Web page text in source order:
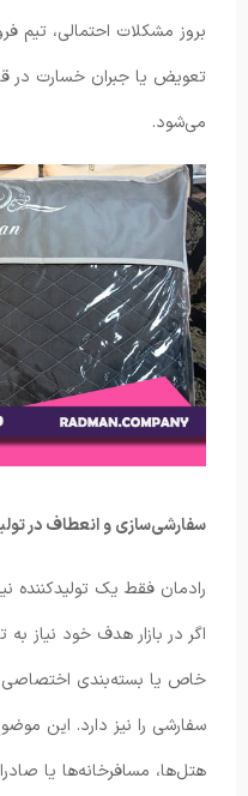
بروز مشکلات احتمالی، تیم
تعویض یا جبران خسارت در
می‌شود.
سفارشی‌سازی و انعطاف در
رادمان فقط یک
اگر در بازار هدف خود نیاز
خاص یا بسته‌بندی اختصاصی
سفارشی را نیز دارد. این
هتل‌ها، مسافرخانه‌ها یا